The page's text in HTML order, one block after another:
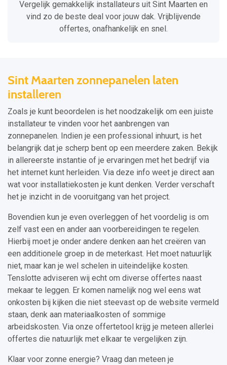
Vergelijk gemakkelijk installateurs uit Sint Maarten en
vind zo de beste deal voor jouw dak. Vrijblijvende
offertes, onafhankelijk en snel.
Sint Maarten zonnepanelen laten
installeren
Zoals je kunt beoordelen is het noodzakelijk om een juiste
installateur te vinden voor het aanbrengen van
zonnepanelen. Indien je een professional inhuurt, is het
belangrijk dat je scherp bent op een meerdere zaken. Bekijk
in allereerste instantie of je ervaringen met het bedrijf via
het internet kunt herleiden. Via deze info weet je direct aan
wat voor installatiekosten je kunt denken. Verder verschaft
het je inzicht in de vooruitgang van het project.
Bovendien kun je even overleggen of het voordelig is om
zelf vast een en ander aan voorbereidingen te regelen.
Hierbij moet je onder andere denken aan het creëren van
een additionele groep in de meterkast. Het moet natuurlijk
niet, maar kan je wel schelen in uiteindelijke kosten.
Tenslotte adviseren wij echt om diverse offertes naast
mekaar te leggen. Er komen namelijk nog wel eens wat
onkosten bij kijken die niet steevast op de website vermeld
staan, denk aan materiaalkosten of sommige
arbeidskosten. Via onze offertetool krijg je meteen allerlei
offertes die natuurlijk met elkaar te vergelijken zijn.
Klaar voor zonne energie? Vraag dan meteen je